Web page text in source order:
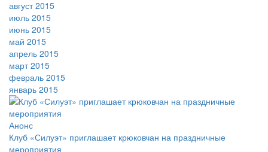
август 2015
июль 2015
июнь 2015
май 2015
апрель 2015
март 2015
февраль 2015
январь 2015
Анонс
Клуб «Силуэт» приглашает крюковчан на праздничные
мероприятия